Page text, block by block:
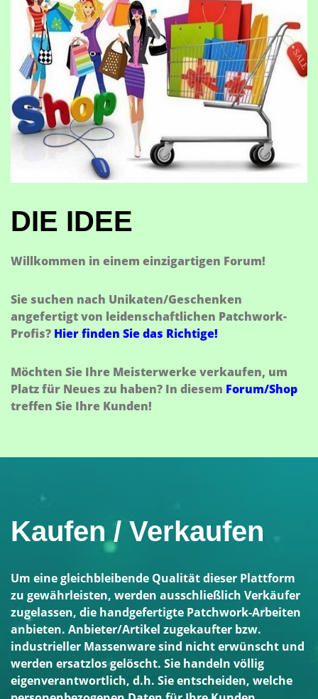
DIE IDEE
Willkommen in einem einzigartigen Forum!
Sie suchen nach Unikaten/Geschenken
angefertigt von leidenschaftlichen Patchwork-
Profis? Hier finden Sie das Richtige!
Möchten Sie Ihre Meisterwerke verkaufen, um
Platz für Neues zu haben? In diesem Forum/Shop
treffen Sie Ihre Kunden!
Kaufen / Verkaufen
Um eine gleichbleibende Qualität dieser Plattform
zu gewährleisten, werden ausschließlich Verkäufer
zugelassen, die handgefertigte Patchwork-Arbeiten
anbieten. Anbieter/Artikel zugekaufter bzw.
industrieller Massenware sind nicht erwünscht und
werden ersatzlos gelöscht. Sie handeln völlig
eigenverantwortlich, d.h. Sie entscheiden, welche